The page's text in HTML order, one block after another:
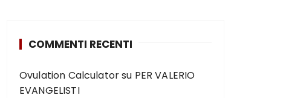
COMMENTI RECENTI
Ovulation Calculatorsu PER VALERIO
EVANGELISTI